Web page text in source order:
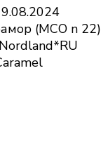
(MCO n 22)